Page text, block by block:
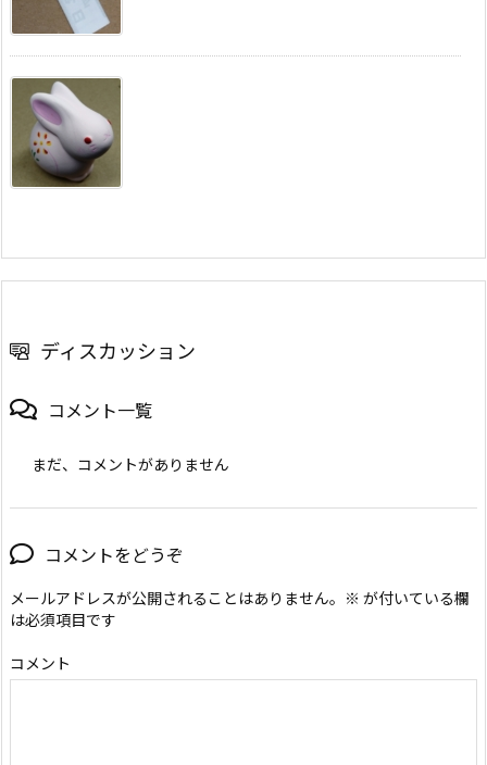
ディスカッション
コメント一覧
まだ、コメントがありません
コメントをどうぞ
メールアドレスが公開されることはありません。 ※ が付いている欄
は必須項目です
コメント